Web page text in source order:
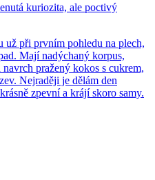
kuriozita, ale poctivý
už při prvním pohledu na plech,
Mají nadýchaný korpus,
pražený kokos s cukrem,
Nejraději je dělám den
zpevní a krájí skoro samy.